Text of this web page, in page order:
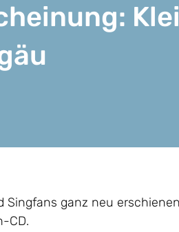
Singfans ganz neu
CD.